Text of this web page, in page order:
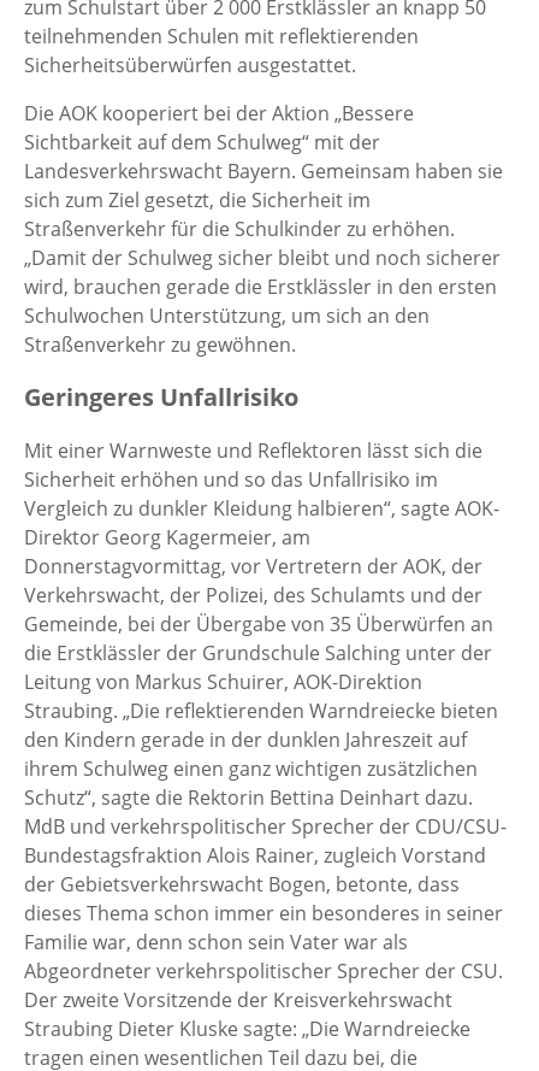
zum Schulstart über 2 000 Erstklässler an knapp 50
teilnehmenden Schulen mit reflektierenden
Sicherheitsüberwürfen ausgestattet.
Die AOK kooperiert bei der Aktion „Bessere
Sichtbarkeit auf dem Schulweg“ mit der
Landesverkehrswacht Bayern. Gemeinsam haben sie
sich zum Ziel gesetzt, die Sicherheit im
Straßenverkehr für die Schulkinder zu erhöhen.
„Damit der Schulweg sicher bleibt und noch sicherer
wird, brauchen gerade die Erstklässler in den ersten
Schulwochen Unterstützung, um sich an den
Straßenverkehr zu gewöhnen.
Geringeres Unfallrisiko
Mit einer Warnweste und Reflektoren lässt sich die
Sicherheit erhöhen und so das Unfallrisiko im
Vergleich zu dunkler Kleidung halbieren“, sagte AOK-
Direktor Georg Kagermeier, am
Donnerstagvormittag, vor Vertretern der AOK, der
Verkehrswacht, der Polizei, des Schulamts und der
Gemeinde, bei der Übergabe von 35 Überwürfen an
die Erstklässler der Grundschule Salching unter der
Leitung von Markus Schuirer, AOK-Direktion
Straubing. „Die reflektierenden Warndreiecke bieten
den Kindern gerade in der dunklen Jahreszeit auf
ihrem Schulweg einen ganz wichtigen zusätzlichen
Schutz“, sagte die Rektorin Bettina Deinhart dazu.
MdB und verkehrspolitischer Sprecher der CDU/CSU-
Bundestagsfraktion Alois Rainer, zugleich Vorstand
der Gebietsverkehrswacht Bogen, betonte, dass
dieses Thema schon immer ein besonderes in seiner
Familie war, denn schon sein Vater war als
Abgeordneter verkehrspolitischer Sprecher der CSU.
Der zweite Vorsitzende der Kreisverkehrswacht
Straubing Dieter Kluske sagte: „Die Warndreiecke
tragen einen wesentlichen Teil dazu bei, die